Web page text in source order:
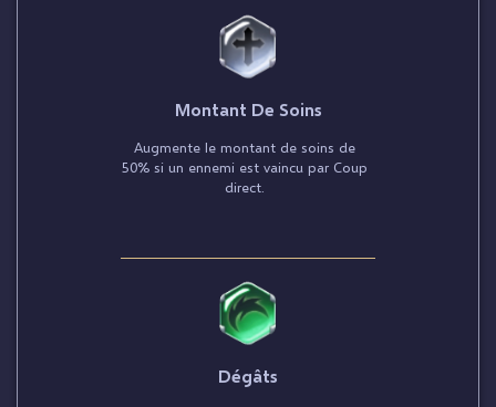
Montant De Soins
Augmente le montant de soins de
50% si un ennemi est vaincu par Coup
direct.
Dégâts